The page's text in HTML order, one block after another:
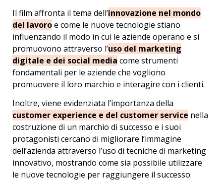
Il film affronta il tema dell’innovazione nel mondo
del lavoroe come le nuove tecnologie stiano
influenzando il modo in cui le aziende operano e si
promuovono attraverso l’uso del marketing
digitale e dei social media come strumenti
fondamentali per le aziende che vogliono
promuovere il loro marchio e interagire con i clienti.
Inoltre, viene evidenziata l’importanza della
customer experience e del customer service nella
costruzione di un marchio di successo e i suoi
protagonisti cercano di migliorare l’immagine
dell’azienda attraverso l’uso di tecniche di marketing
innovativo, mostrando come sia possibile utilizzare
le nuove tecnologie per raggiungere il successo.